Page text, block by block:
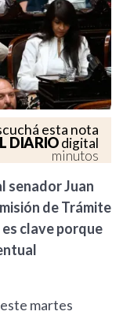
esta nota
DIARIOdigital
minutos
senador Juan
de Trámite
clave porque
martes